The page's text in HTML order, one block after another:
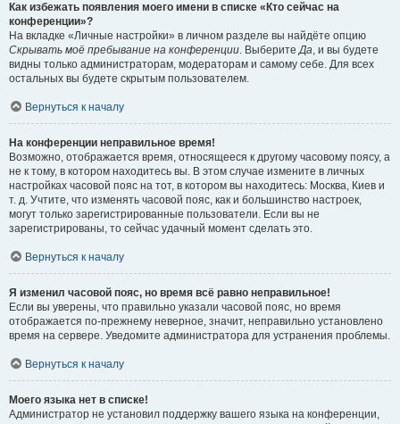
Как избежать появления моего имени в списке «Кто сейчас на
конференции»?
На вкладке «Личные настройки» в личном разделе вы найдёте опцию
Скрывать моё пребывание на конференции. ВыберитеДа, и вы будете
видны только администраторам, модераторам и самому себе. Для всех
остальных вы будете скрытым пользователем.
Вернуться к началу
На конференции неправильное время!
Возможно, отображается время, относящееся к другому часовому поясу, а
не к тому, в котором находитесь вы. В этом случае измените в личных
настройках часовой пояс на тот, в котором вы находитесь: Москва, Киев и
т. д. Учтите, что изменять часовой пояс, как и большинство настроек,
могут только зарегистрированные пользователи. Если вы не
зарегистрированы, то сейчас удачный момент сделать это.
Вернуться к началу
Я изменил часовой пояс, но время всё равно неправильное!
Если вы уверены, что правильно указали часовой пояс, но время
отображается по-прежнему неверное, значит, неправильно установлено
время на сервере. Уведомите администратора для устранения проблемы.
Вернуться к началу
Моего языка нет в списке!
Администратор не установил поддержку вашего языка на конференции,